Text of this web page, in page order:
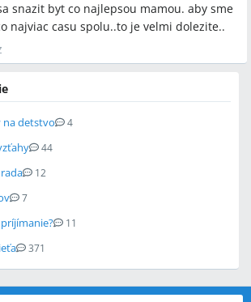
snazit byt co najlepsou mamou. aby sme
najviac casu spolu..to je velmi dolezite..
na detstvo 4
44
12
7
11
371